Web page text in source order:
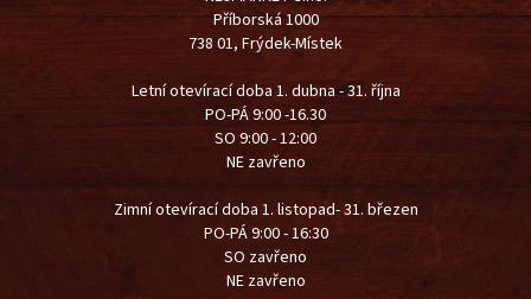
Příborská 1000
738 01, Frýdek-Místek
Letní otevírací doba 1. dubna - 31. října
PO-PÁ 9:00 -16.30
SO 9:00 - 12:00
NE zavřeno
Zimní otevírací doba 1. listopad- 31. březen
PO-PÁ 9:00 - 16:30
SO zavřeno
NE zavřeno